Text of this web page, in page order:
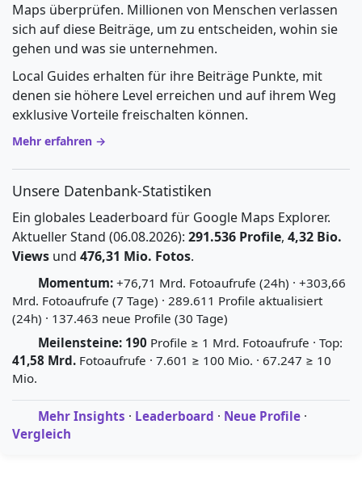
Maps überprüfen. Millionen von Menschen verlassen
sich auf diese Beiträge, um zu entscheiden, wohin sie
gehen und was sie unternehmen.
Local Guides erhalten für ihre Beiträge Punkte, mit
denen sie höhere Level erreichen und auf ihrem Weg
exklusive Vorteile freischalten können.
Mehr erfahren →
Unsere Datenbank-Statistiken
Ein globales Leaderboard für Google Maps Explorer.
Aktueller Stand (06.08.2026): 291.536 Profile, 4,32 Bio.
Views und 476,31 Mio. Fotos.
Momentum: +76,71 Mrd. Fotoaufrufe (24h) · +303,66
Mrd. Fotoaufrufe (7 Tage) · 289.611 Profile aktualisiert
(24h) · 137.463 neue Profile (30 Tage)
Meilensteine: 190 Profile ≥ 1 Mrd. Fotoaufrufe · Top:
41,58 Mrd. Fotoaufrufe · 7.601 ≥ 100 Mio. · 67.247 ≥ 10
Mio.
Mehr Insights · Leaderboard · Neue Profile ·
Vergleich